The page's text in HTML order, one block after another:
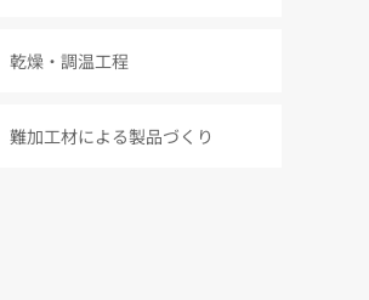
乾燥・調温工程
難加工材による製品づくり